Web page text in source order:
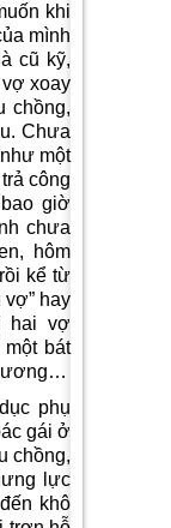
khi
mình
cũ kỹ,
xoay
chồng,
Chưa
một
công
giờ
chưa
hôm
kể từ
hay
hai vợ
bát
lương…
phụ
gái ở
chồng,
lực
khô